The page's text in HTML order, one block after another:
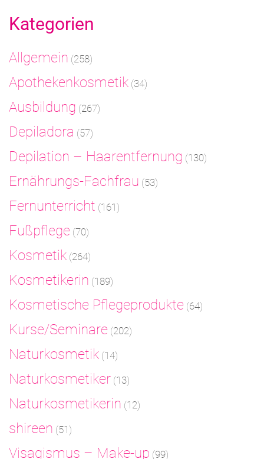
Kategorien
Allgemein (258)
Apothekenkosmetik (34)
Ausbildung (267)
Depiladora (57)
Depilation – Haarentfernung (130)
Ernährungs-Fachfrau (53)
Fernunterricht (161)
Fußpflege (70)
Kosmetik (264)
Kosmetikerin (189)
Kosmetische Pflegeprodukte (64)
Kurse/Seminare (202)
Naturkosmetik (14)
Naturkosmetiker (13)
Naturkosmetikerin (12)
shireen (51)
Visagismus – Make-up (99)